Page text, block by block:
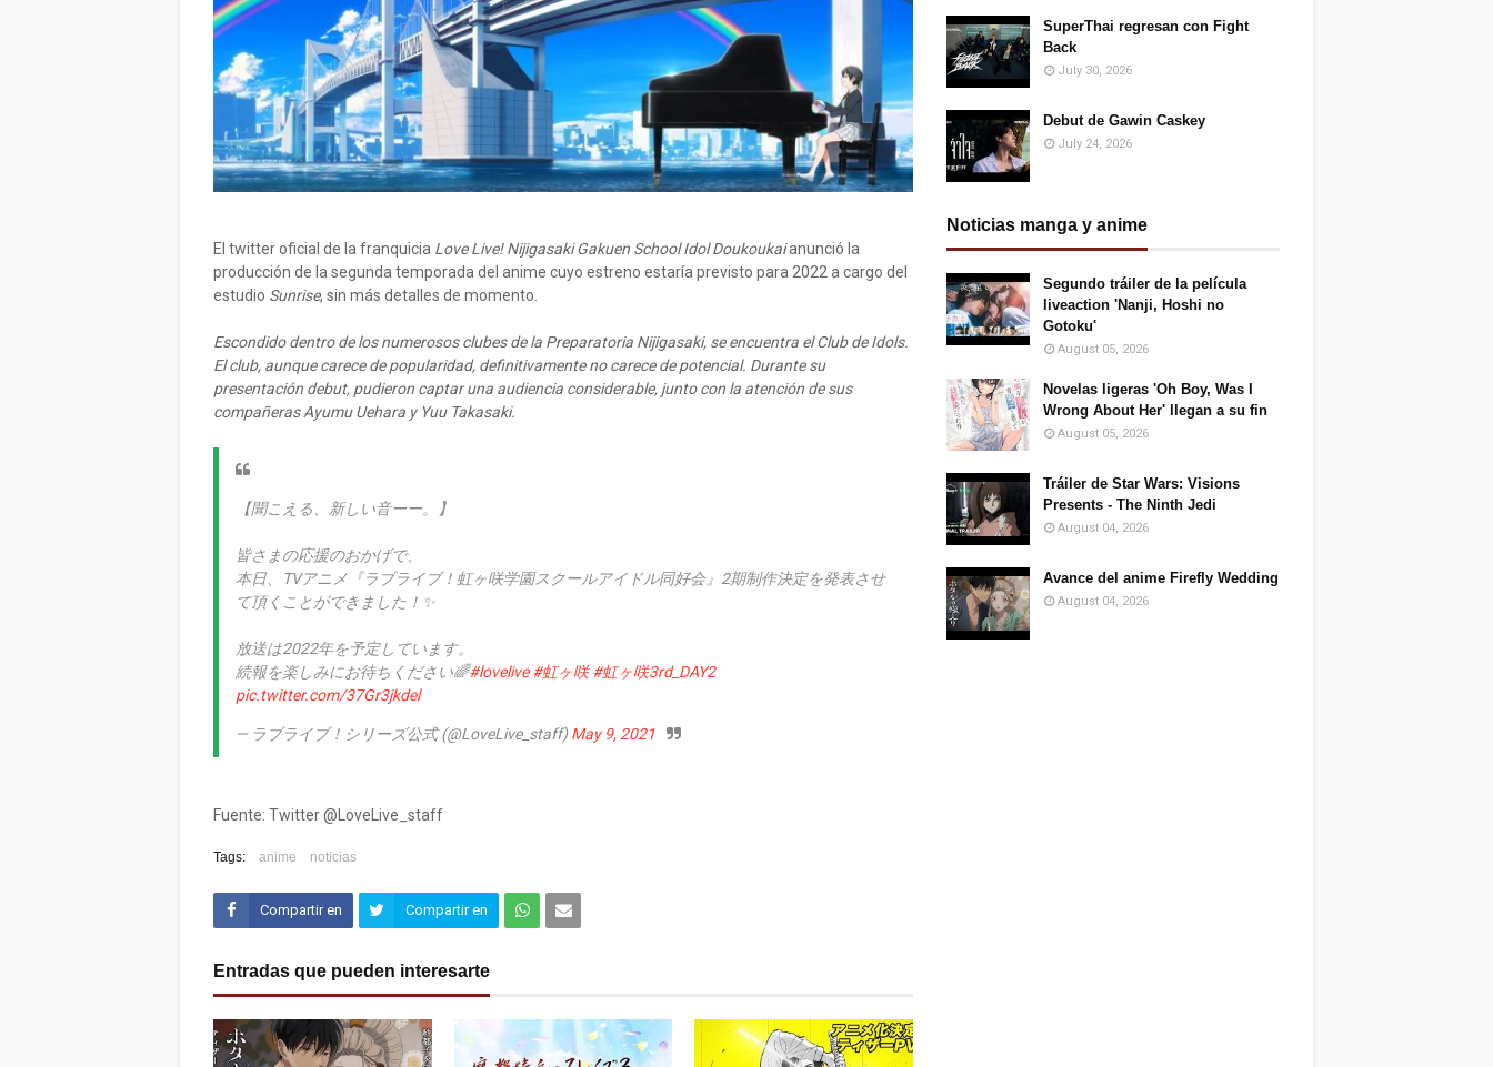
El twitter oficial de la franquicia Love Live! Nijigasaki Gakuen School Idol Doukoukaianunció la
producción de la segunda temporada del anime cuyo estreno estaría previsto para 2022 a cargo del
estudio Sunrise, sin más detalles de momento.
Escondido dentro de los numerosos clubes de la Preparatoria Nijigasaki, se encuentra el Club de Idols.
El club, aunque carece de popularidad, definitivamente no carece de potencial. Durante su
presentación debut, pudieron captar una audiencia considerable, junto con la atención de sus
compañeras Ayumu Uehara y Yuu Takasaki.
【聞こえる、新しい音ーー。】
皆さまの応援のおかげで、
本日、TVアニメ『ラブライブ！虹ヶ咲学園スクールアイドル同好会』2期制作決定を発表させ
て頂くことができました！✨
放送は2022年を予定しています。
続報を楽しみにお待ちください🌈#lovelive #虹ヶ咲 #虹ヶ咲3rd_DAY2
pic.twitter.com/37Gr3jkdel
— ラブライブ！シリーズ公式 (@LoveLive_staff)May 9, 2021
Fuente: Twitter @LoveLive_staff
Tags: anime noticias
Compartir en Compartir en
en
What
por
Email
Entradas que pueden interesarte
SuperThai regresan con Fight
Back
July 30, 2026
Debut de Gawin Caskey
July 24, 2026
Noticias manga y anime
Segundo tráiler de la película
liveaction 'Nanji, Hoshi no
Gotoku'
August 05, 2026
Novelas ligeras 'Oh Boy, Was I
Wrong About Her' llegan a su fin
August 05, 2026
Tráiler de Star Wars: Visions
Presents - The Ninth Jedi
August 04, 2026
Avance del anime Firefly Wedding
August 04, 2026